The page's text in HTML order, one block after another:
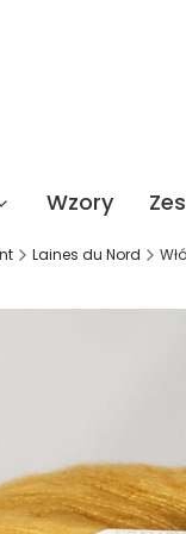
Wzory
Laines du Nord